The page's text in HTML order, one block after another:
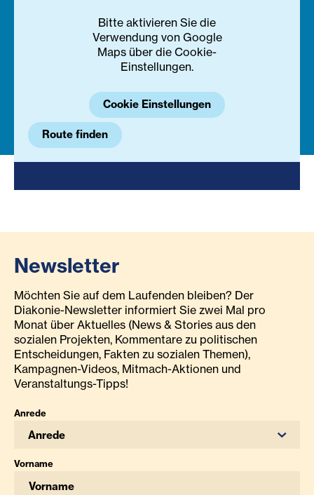
Bitte aktivieren Sie die
Verwendung von Google
Maps über die Cookie-
Einstellungen.
Cookie Einstellungen
Route finden
Newsletter
Möchten Sie auf dem Laufenden bleiben? Der
Diakonie-Newsletter informiert Sie zwei Mal pro
Monat über Aktuelles (News & Stories aus den
sozialen Projekten, Kommentare zu politischen
Entscheidungen, Fakten zu sozialen Themen),
Kampagnen-Videos, Mitmach-Aktionen und
Veranstaltungs-Tipps!
Anrede
Anrede
Vorname